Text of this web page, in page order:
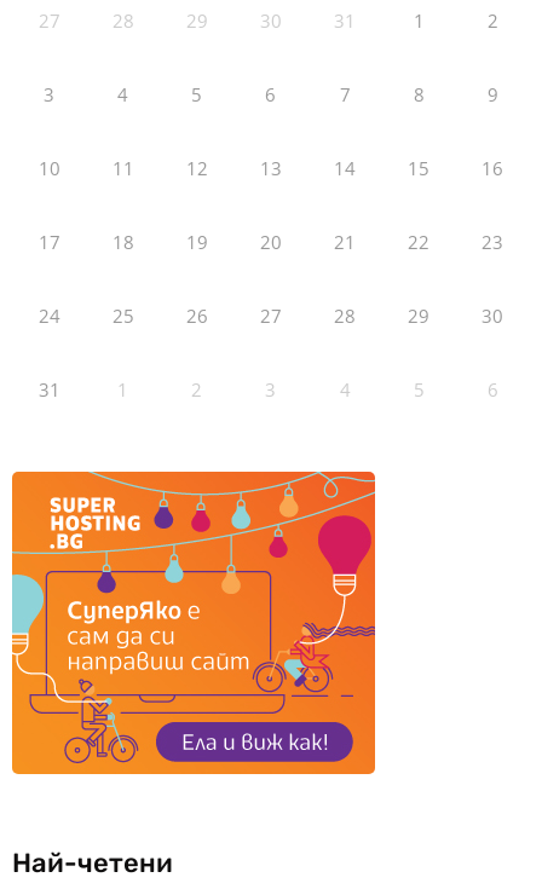
27 28 29 30 31 1 2
3 4 5 6 7 8 9
10 11 12 13 14 15 16
17 18 19 20 21 22 23
24 25 26 27 28 29 30
31 1 2 3 4 5 6
Най-четени